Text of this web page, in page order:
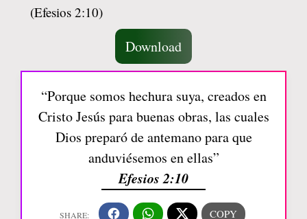
Download
“Porque somos hechura suya, creados en
Cristo Jesús para buenas obras, las cuales
Dios preparó de antemano para que
anduviésemos en ellas”
Efesios 2:10